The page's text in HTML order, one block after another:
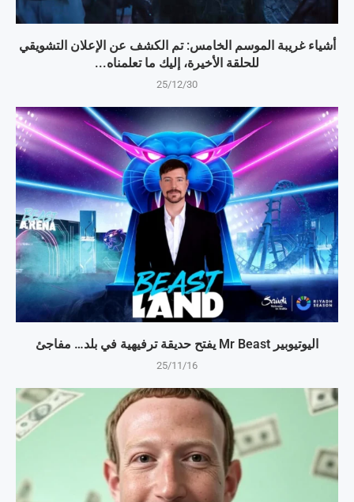
أشياء غريبة الموسم الخامس: تم الكشف عن الإعلان التشويقي
للحلقة الأخيرة، إليك ما تعلمناه...
25/12/30
اليوتيوبير Mr Beast يفتح حديقة ترفيهية في بلد… مفاجئ
25/11/16